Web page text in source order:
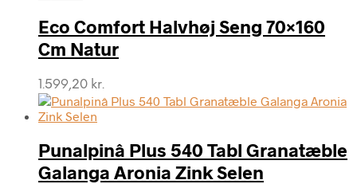
Eco Comfort Halvhøj Seng 70×160
Cm Natur
1.599,20 kr.
Punalpinâ Plus 540 Tabl Granatæble
Galanga Aronia Zink Selen